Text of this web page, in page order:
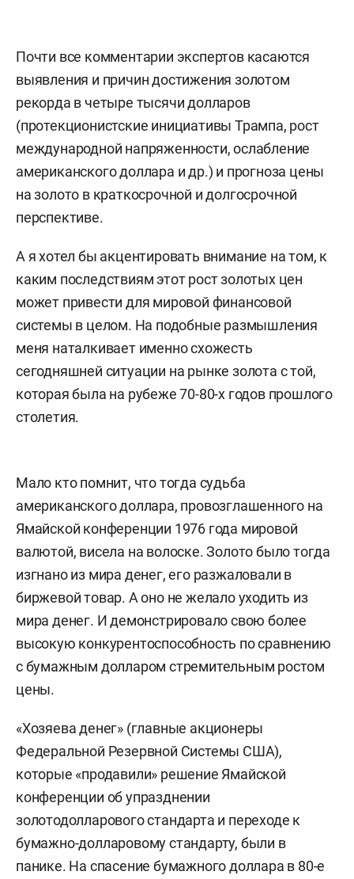
Почти все комментарии экспертов касаются
выявления и причин достижения золотом
рекорда в четыре тысячи долларов
(протекционистские инициативы Трампа, рост
международной напряженности, ослабление
американского доллара и др.) и прогноза цены
на золото в краткосрочной и долгосрочной
перспективе.
А я хотел бы акцентировать внимание на том, к
каким последствиям этот рост золотых цен
может привести для мировой финансовой
системы в целом. На подобные размышления
меня наталкивает именно схожесть
сегодняшней ситуации на рынке золота с той,
которая была на рубеже 70-80-х годов прошлого
столетия.
Мало кто помнит, что тогда судьба
американского доллара, провозглашенного на
Ямайской конференции 1976 года мировой
валютой, висела на волоске. Золото было тогда
изгнано из мира денег, его разжаловали в
биржевой товар. А оно не желало уходить из
мира денег. И демонстрировало свою более
высокую конкурентоспособность по сравнению
с бумажным долларом стремительным ростом
цены.
«Хозяева денег» (главные акционеры
Федеральной Резервной Системы США),
которые «продавили» решение Ямайской
конференции об упразднении
золотодолларового стандарта и переходе к
бумажно-долларовому стандарту, были в
панике. На спасение бумажного доллара в 80-е